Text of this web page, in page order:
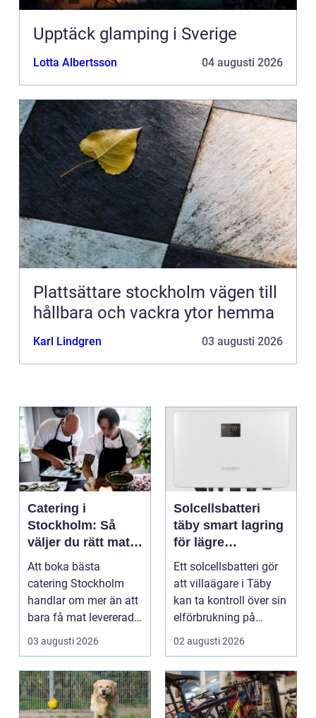
Upptäck glamping i Sverige
Lotta Albertsson 04 augusti 2026
Plattsättare stockholm vägen till
hållbara och vackra ytor hemma
Karl Lindgren 03 augusti 2026
Catering i
Stockholm: Så
väljer du rätt mat
till ditt evenemang
Att boka bästa
catering Stockholm
handlar om mer än att
bara få mat levererad.
R&aum...
03 augusti 2026
Solcellsbatteri
täby smart lagring
för lägre
elkostnader året
runt
Ett solcellsbatteri gör
att villaägare i Täby
kan ta kontroll över sin
elförbrukning på
riktigt. Gen...
02 augusti 2026